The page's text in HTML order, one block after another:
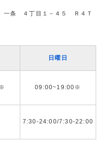
条 ４丁目１－４５ Ｒ４Ｔ
日曜日
09:00~19:00※
7:30-24:00/7:30-22:00